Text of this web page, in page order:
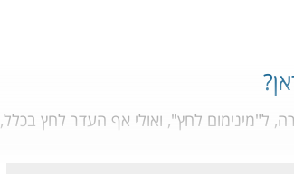
ל"מינימום לחץ", ואולי אף העדר לחץ בכלל,